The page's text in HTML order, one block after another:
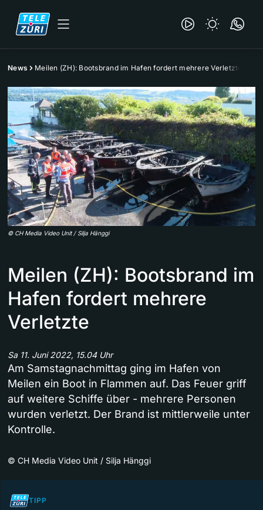
News Meilen (ZH): Bootsbrand im Hafen fordert mehrere Verletzte
© CH Media Video Unit / Silja Hänggi
Meilen (ZH): Bootsbrand im
Hafen fordert mehrere
Verletzte
Sa 11. Juni 2022, 15.04 Uhr
Am Samstagnachmittag ging im Hafen von
Meilen ein Boot in Flammen auf. Das Feuer griff
auf weitere Schiffe über - mehrere Personen
wurden verletzt. Der Brand ist mittlerweile unter
Kontrolle.
© CH Media Video Unit / Silja Hänggi
TIPP